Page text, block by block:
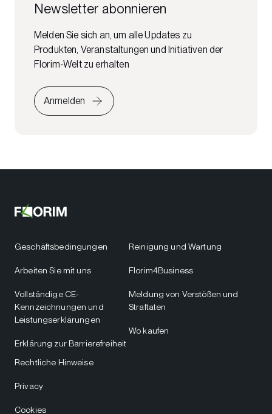
Newsletter abonnieren
Melden Sie sich an, um alle Updates zu
Produkten, Veranstaltungen und Initiativen der
Florim-Welt zu erhalten
Anmelden
Geschäftsbedingungen
Arbeiten Sie mit uns
Vollständige CE-
Kennzeichnungen und
Leistungserklärungen
Erklärung zur Barrierefreiheit
Reinigung und Wartung
Florim4Business
Meldung von Verstößen und
Straftaten
Wo kaufen
Rechtliche Hinweise
Privacy
Cookies